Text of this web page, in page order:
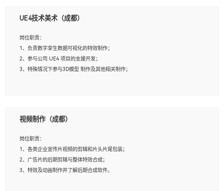
2、熟练掌握 Unity3D 程序开发，精通 C# 语言开发；
4、有良好的沟通能力和团队合作意识；
5、开发过 HoloLens 程序者优先。
UE4技术美术（成都）
岗位职责：
1、负责数字孪生数据可视化的特效制作；
2、参与公司 UE4 项目的支援开发；
3、特殊情况下参与3D模型 制作及其他相关制作；
上；
3、想象力丰富, 有一定的艺术审美深度；
4、有良好的场景特效搭建功底；
5、熟悉 3Ds Max 或者 Maya；
6、有良好的沟通能力和团队合作意识；
视频制作（成都）
岗位职责：
1、各类企业宣传片视频的剪辑和片头片尾包装；
2、广告片的后期剪辑与整体特效合成；
3、特效及动画制作并了解后期合成软件。